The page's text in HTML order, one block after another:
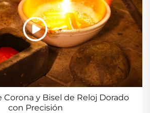
Corona y Bisel de Reloj Dorado
con Precisión